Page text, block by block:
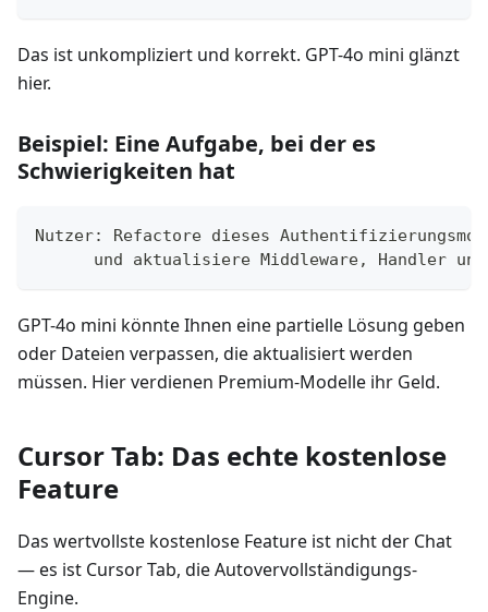
Das ist unkompliziert und korrekt. GPT-4o mini glänzt
hier.
Beispiel: Eine Aufgabe, bei der es
Schwierigkeiten hat
Nutzer: Refactore dieses
und aktualisiere Middleware, Handler
GPT-4o mini könnte Ihnen eine partielle Lösung geben
oder Dateien verpassen, die aktualisiert werden
müssen. Hier verdienen Premium-Modelle ihr Geld.
Cursor Tab: Das echte kostenlose
Feature
Das wertvollste kostenlose Feature ist nicht der Chat
— es ist Cursor Tab, die Autovervollständigungs-
Engine.